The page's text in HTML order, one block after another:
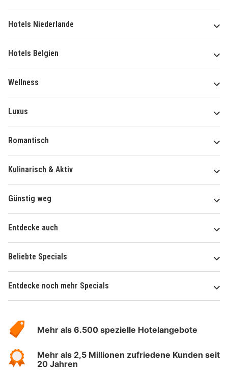
Hotels Niederlande
Hotels Belgien
Wellness
Luxus
Romantisch
Kulinarisch & Aktiv
Günstig weg
Entdecke auch
Beliebte Specials
Entdecke noch mehr Specials
Hotelspecials
Mehr als 6.500 spezielle Hotelangebote
Mehr als 2,5 Millionen zufriedene Kunden seit
20 Jahren